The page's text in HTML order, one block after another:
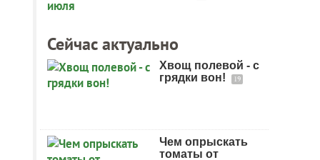
Сейчас актуально
Хвощ полевой - с
грядки вон!
19
Чем опрыскать
томаты от